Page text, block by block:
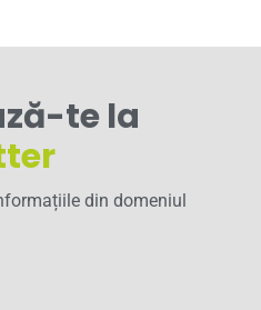
te la
din domeniul